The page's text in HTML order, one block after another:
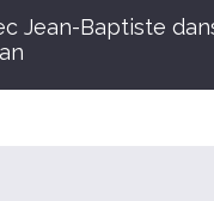
Jean-Baptiste